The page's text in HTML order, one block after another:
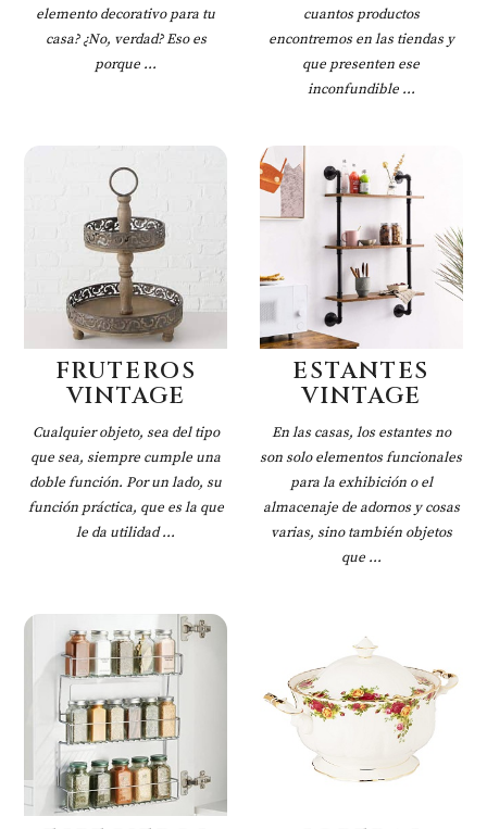
elemento decorativo para tu
casa? ¿No, verdad? Eso es
porque ...
cuantos productos
encontremos en las tiendas y
que presenten ese
inconfundible ...
FRUTEROS
VINTAGE
Cualquier objeto, sea del tipo
que sea, siempre cumple una
doble función. Por un lado, su
función práctica, que es la que
le da utilidad ...
ESTANTES
VINTAGE
En las casas, los estantes no
son solo elementos funcionales
para la exhibición o el
almacenaje de adornos y cosas
varias, sino también objetos
que ...